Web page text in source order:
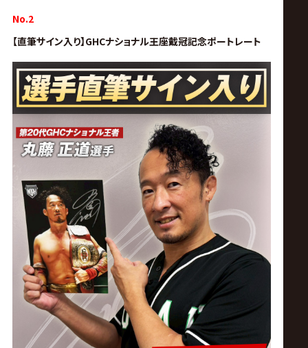
No.2
【直筆サイン入り】GHCナショナル王座戴冠記念ポートレート